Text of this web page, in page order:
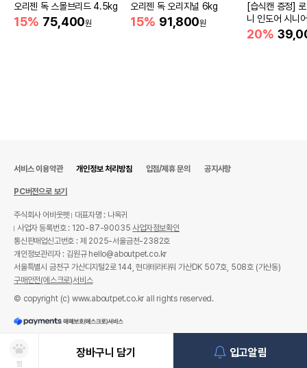
오리젠 독 스몰브리드 4.5kg
15% 75,400원
오리젠 독 오리지널 6kg
15% 91,800원
[습식캔 증정]
니 인도어 시니
움
20%
찜
장바구니 담기 입고알림
서비스 이용약관 개인정보 처리방침 입점/제휴 문의 공지사항
PC버전으로 보기
주식회사 어바웃펫
대표자명 : 나옥귀
사업자 등록번호 : 120-87-90035사업자정보확인
통신판매업신고번호 : 제 2025-서울금천-2382호
개인정보관리자 : 김원규 hello@aboutpet.co.kr
서울특별시 금천구 가산디지털2로 144, 현대테라타워 가산DK 507호, 508호 (가산동)
구매안전(에스크로)서비스
© copyright (c) www.aboutpet.co.kr all rights reserved.